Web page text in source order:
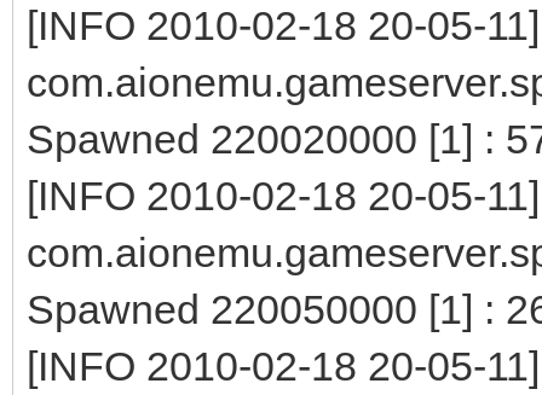
[INFO 2010-02-18 20-05-11]
Spawned 220020000 [1] :
[INFO 2010-02-18 20-05-11]
Spawned 220050000 [1] :
[INFO 2010-02-18 20-05-11]